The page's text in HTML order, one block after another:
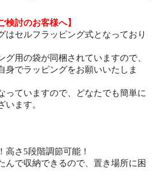
検討のお客様へ】
はセルフラッピング式となっており
グ用の袋が同梱されていますので、
身でラッピングをお願いいたしま
っていますので、どなたでも簡単に
います。
高さ5段階調節可能！
んで収納できるので、置き場所に困